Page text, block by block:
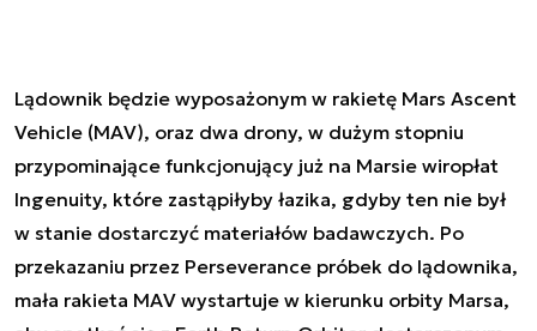
Lądownik będzie wyposażonym w rakietę Mars Ascent
Vehicle (MAV), oraz dwa drony, w dużym stopniu
przypominające funkcjonujący już na Marsie wiropłat
Ingenuity, które zastąpiłyby łazika, gdyby ten nie był
w stanie dostarczyć materiałów badawczych. Po
przekazaniu przez Perseverance próbek do lądownika,
mała rakieta MAV wystartuje w kierunku orbity Marsa,